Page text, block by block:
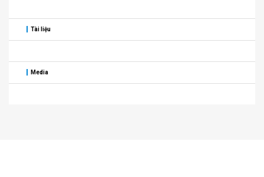
Tài liệu
Media